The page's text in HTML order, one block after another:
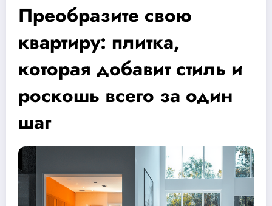
Преобразите свою
квартиру: плитка,
которая добавит стиль и
роскошь всего за один
шаг